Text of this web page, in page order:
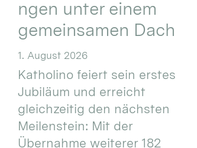
ngen unter einem
gemeinsamen Dach
1. August 2026
Katholino feiert sein erstes
Jubiläum und erreicht
gleichzeitig den nächsten
Meilenstein: Mit der
Übernahme weiterer 182